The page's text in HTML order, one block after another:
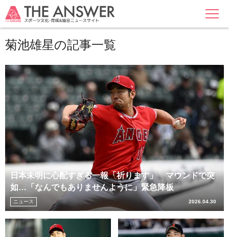
MENU
菊池雄星の記事一覧
日本未明に心配すぎる一報「祈ります」 マウンドで突
如…「なんでもありませんように」緊急降板
ニュース 2026.04.30